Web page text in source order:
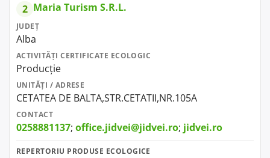
2 Maria Turism S.R.L.
JUDEȚ
Alba
ACTIVITĂȚI CERTIFICATE ECOLOGIC
Producție
UNITĂȚI / ADRESE
CETATEA DE BALTA,STR.CETATII,NR.105A
CONTACT
0258881137; office.jidvei@jidvei.ro; jidvei.ro
REPERTORIU PRODUSE ECOLOGICE